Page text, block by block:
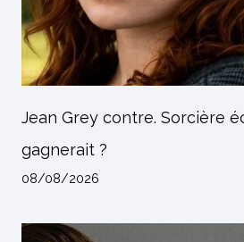
Jean Grey contre. Sorcière
gagnerait ?
08/08/2026